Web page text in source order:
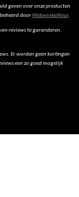
geven over onze producten
doorWebwinkelKeur.
reviews te garanderen.
Er worden geen kortingen
een zo goed mogelijk